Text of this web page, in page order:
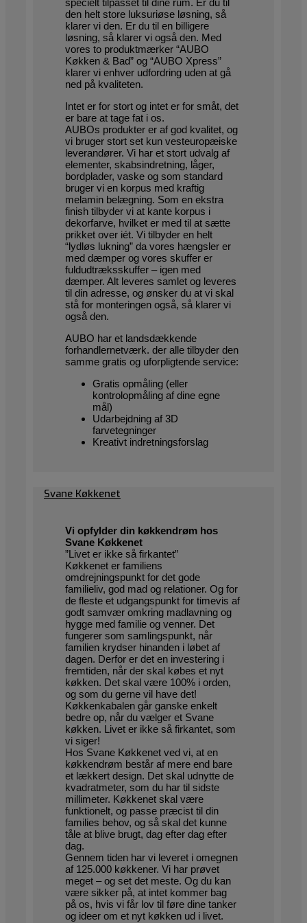
specielt tilpasset til dine rum. Er du til
den helt store luksuriøse løsning, så
klarer vi den. Er du til en billigere
løsning, så klarer vi også den. Med
vores to produktmærker “AUBO
Køkken & Bad” og “AUBO Xpress”
klarer vi enhver udfordring uden at gå
ned på kvaliteten.
Intet er for stort og intet er for småt, det
er bare at tage fat i os.
AUBOs produkter er af god kvalitet, og
vi bruger stort set kun vesteuropæiske
leverandører. Vi har et stort udvalg af
elementer, skabsindretning, låger,
bordplader, vaske og som standard
bruger vi en korpus med kraftig
melamin belægning. Som en ekstra
finish tilbyder vi at kante korpus i
dekorfarve, hvilket er med til at sætte
prikket over iét. Vi tilbyder en helt
“lydløs lukning” da vores hængsler er
med dæmper og vores skuffer er
fuldudtræksskuffer – igen med
dæmper. Alt leveres samlet og leveres
til din adresse, og ønsker du at vi skal
stå for monteringen også, så klarer vi
også den.
AUBO har et landsdækkende
forhandlernetværk. der alle tilbyder den
samme gratis og uforpligtende service:
Gratis opmåling (eller
kontrolopmåling af dine egne
mål)
Udarbejdning af 3D
farvetegninger
Kreativt indretningsforslag
Svane Køkkenet
Vi opfylder din køkkendrøm hos
Svane Køkkenet
”Livet er ikke så firkantet”
Køkkenet er familiens
omdrejningspunkt for det gode
familieliv, god mad og relationer. Og for
de fleste et udgangspunkt for timevis af
godt samvær omkring madlavning og
hygge med familie og venner. Det
fungerer som samlingspunkt, når
familien krydser hinanden i løbet af
dagen. Derfor er det en investering i
fremtiden, når der skal købes et nyt
køkken. Det skal være 100% i orden,
og som du gerne vil have det!
Køkkenkabalen går ganske enkelt
bedre op, når du vælger et Svane
køkken. Livet er ikke så firkantet, som
vi siger!
Hos Svane Køkkenet ved vi, at en
køkkendrøm består af mere end bare
et lækkert design. Det skal udnytte de
kvadratmeter, som du har til sidste
millimeter. Køkkenet skal være
funktionelt, og passe præcist til din
families behov, og så skal det kunne
tåle at blive brugt, dag efter dag efter
dag.
Gennem tiden har vi leveret i omegnen
af 125.000 køkkener. Vi har prøvet
meget – og set det meste. Og du kan
være sikker på, at intet kommer bag
på os, hvis vi får lov til føre dine tanker
og ideer om et nyt køkken ud i livet.